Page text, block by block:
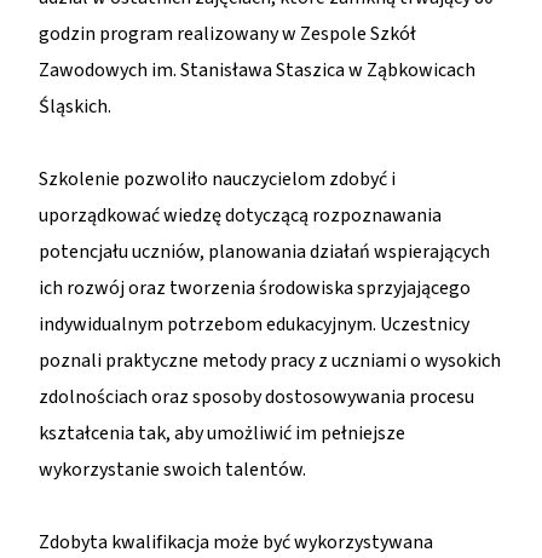
godzin program realizowany w Zespole Szkół
Zawodowych im. Stanisława Staszica w Ząbkowicach
Śląskich.
Szkolenie pozwoliło nauczycielom zdobyć i
uporządkować wiedzę dotyczącą rozpoznawania
potencjału uczniów, planowania działań wspierających
ich rozwój oraz tworzenia środowiska sprzyjającego
indywidualnym potrzebom edukacyjnym. Uczestnicy
poznali praktyczne metody pracy z uczniami o wysokich
zdolnościach oraz sposoby dostosowywania procesu
kształcenia tak, aby umożliwić im pełniejsze
wykorzystanie swoich talentów.
Zdobyta kwalifikacja może być wykorzystywana